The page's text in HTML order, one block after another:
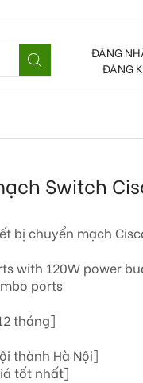
ĐĂNG
ĐĂNG
Switch
bị chuyển mạch
with 120W power
ports
tháng]
thành Hà Nội]
tốt nhất]